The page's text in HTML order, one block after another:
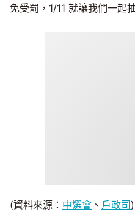
免受罰，1/11 就讓我們一起
(資料來源： 中選會 、 戶政司 )